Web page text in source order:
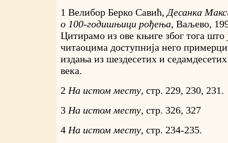
1 Велибор Берко Савић, Десанка
о 100-годишњици рођења, Ваљево,
Цитирамо из ове књиге због тога што
читаоцима доступнија него
издања из шездесетих и
века.
2 На истом месту, стр. 229, 230, 231.
3 На истом месту, стр. 326, 327
4 На истом месту, стр. 234-235.